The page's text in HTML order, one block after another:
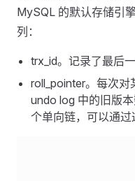
MySQL 的默认存储引
列：
trx_id。记录了最后
roll_pointer。每次
undo log 中的旧版
个单向链，可以通过